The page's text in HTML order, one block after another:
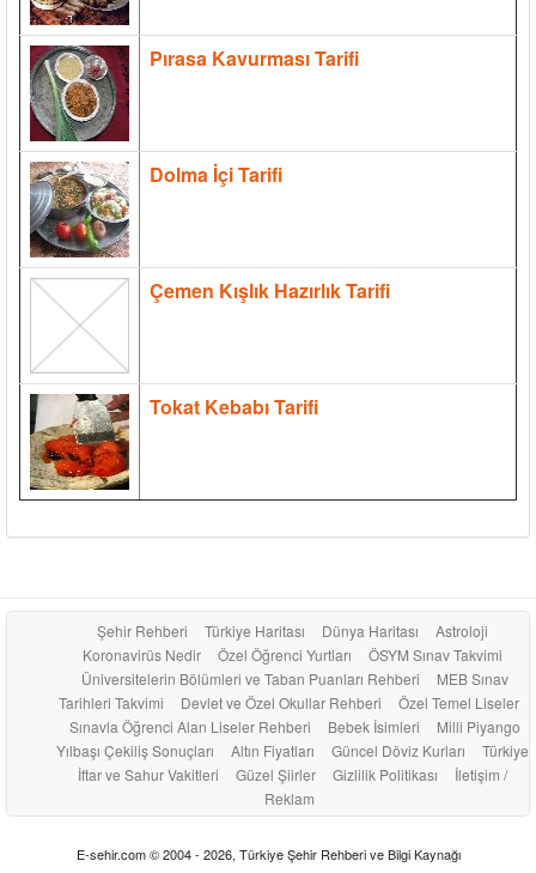
Pırasa Kavurması Tarifi
Dolma İçi Tarifi
Çemen Kışlık Hazırlık Tarifi
Tokat Kebabı Tarifi
Şehir Rehberi Türkiye Haritası Dünya Haritası
Astroloji
Koronavirüs Nedir
Özel Öğrenci Yurtları
ÖSYM Sınav Takvimi
Üniversitelerin Bölümleri ve Taban Puanları Rehberi
MEB Sınav
Tarihleri Takvimi
Devlet ve Özel Okullar Rehberi
Özel Temel Liseler
Sınavla Öğrenci Alan Liseler Rehberi
Bebek İsimleri
Milli Piyango
Yılbaşı Çekiliş Sonuçları
Altın Fiyatları Güncel Döviz Kurları
Türkiye
İftar ve Sahur Vakitleri
Güzel Şiirler Gizlilik Politikası
İletişim /
Reklam
E-sehir.com © 2004 - 2026, Türkiye Şehir Rehberi ve Bilgi Kaynağı